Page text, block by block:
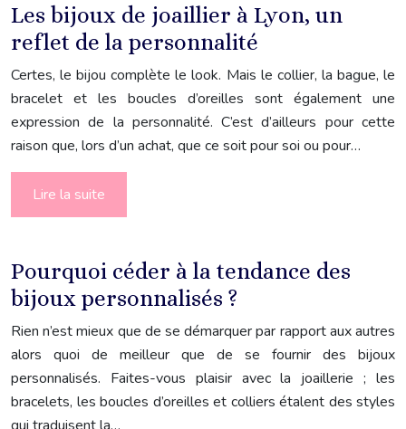
Les bijoux de joaillier à Lyon, un
reflet de la personnalité
Certes, le bijou complète le look. Mais le collier, la bague, le
bracelet et les boucles d’oreilles sont également une
expression de la personnalité. C’est d’ailleurs pour cette
raison que, lors d’un achat, que ce soit pour soi ou pour…
Lire la suite
Pourquoi céder à la tendance des
bijoux personnalisés ?
Rien n’est mieux que de se démarquer par rapport aux autres
alors quoi de meilleur que de se fournir des bijoux
personnalisés. Faites-vous plaisir avec la joaillerie ; les
bracelets, les boucles d’oreilles et colliers étalent des styles